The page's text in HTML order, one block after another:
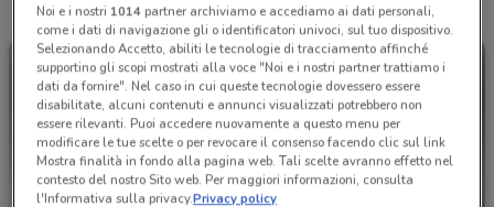
Noi e i nostri 1014partner archiviamo e accediamo ai dati personali,
come i dati di navigazione gli o identificatori univoci, sul tuo dispositivo.
Selezionando Accetto, abiliti le tecnologie di tracciamento affinché
supportino gli scopi mostrati alla voce "Noi e i nostri partner trattiamo i
dati da fornire". Nel caso in cui queste tecnologie dovessero essere
disabilitate, alcuni contenuti e annunci visualizzati potrebbero non
essere rilevanti. Puoi accedere nuovamente a questo menu per
modificare le tue scelte o per revocare il consenso facendo clic sul link
Mostra finalità in fondo alla pagina web. Tali scelte avranno effetto nel
contesto del nostro Sito web. Per maggiori informazioni, consulta
l'Informativa sulla privacy.Privacy policy